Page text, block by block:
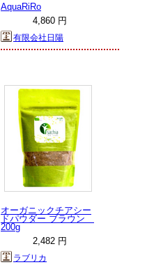
AquaRiRo
4,860 円
有限会社日陽
オーガニックチアシー
ドパウダー ブラウン
200g
2,482 円
ラブリカ